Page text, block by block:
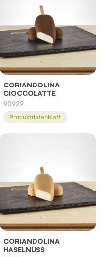
CORIANDOLINA
CIOCCOLATTE
90922
Produktdatenblatt
CORIANDOLINA
HASELNUSS